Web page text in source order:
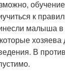
к
малыша в
хозяева
В